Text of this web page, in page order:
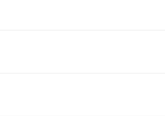
术】虽然复活后血量较少，但有回春状态的治疗